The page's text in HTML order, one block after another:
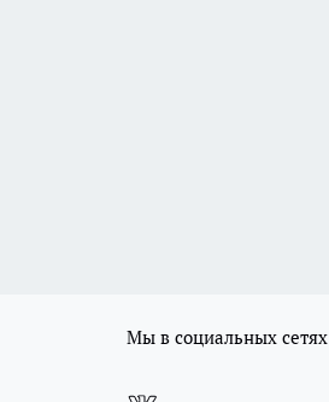
Мы в социальных сетях